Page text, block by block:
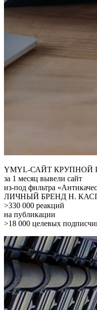
YMYL-САЙТ
за 1 месяц вывели сайт
из-под фильтра
ЛИЧНЫЙ БРЕНД Н.
>330 000 реакций
на публикации
>18 000 целевых